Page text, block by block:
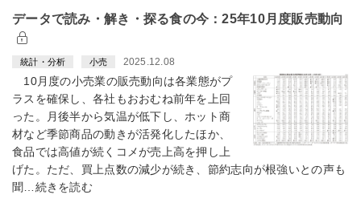
データで読み・解き・探る食の今：25年10月度販売動向
統計・分析 小売 2025.12.08
10月度の小売業の販売動向は各業態がプ
ラスを確保し、各社もおおむね前年を上回
った。月後半から気温が低下し、ホット商
材など季節商品の動きが活発化したほか、
食品では高値が続くコメが売上高を押し上
げた。ただ、買上点数の減少が続き、節約志向が根強いとの声も
聞…続きを読む